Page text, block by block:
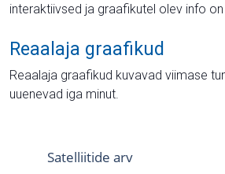
interaktiivsed ja graafikutel olev info on
Reaalaja graafikud
Reaalaja graafikud kuvavad viimase
uuenevad iga minut.